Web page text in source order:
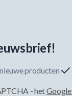
producten
- het